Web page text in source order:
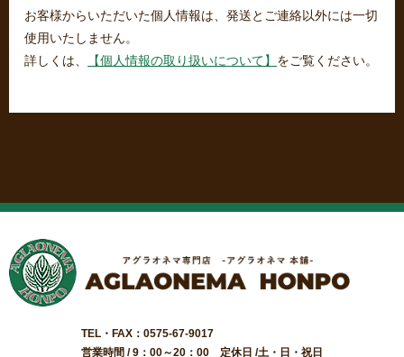
お客様からいただいた個人情報は、発送とご連絡以外には一切
使用いたしません。
詳しくは、
【個人情報の取り扱いについて】 をご覧ください。
TEL・FAX：0575-67-9017
営業時間 / 9：00～20：00 定休日 /土・日・祝日